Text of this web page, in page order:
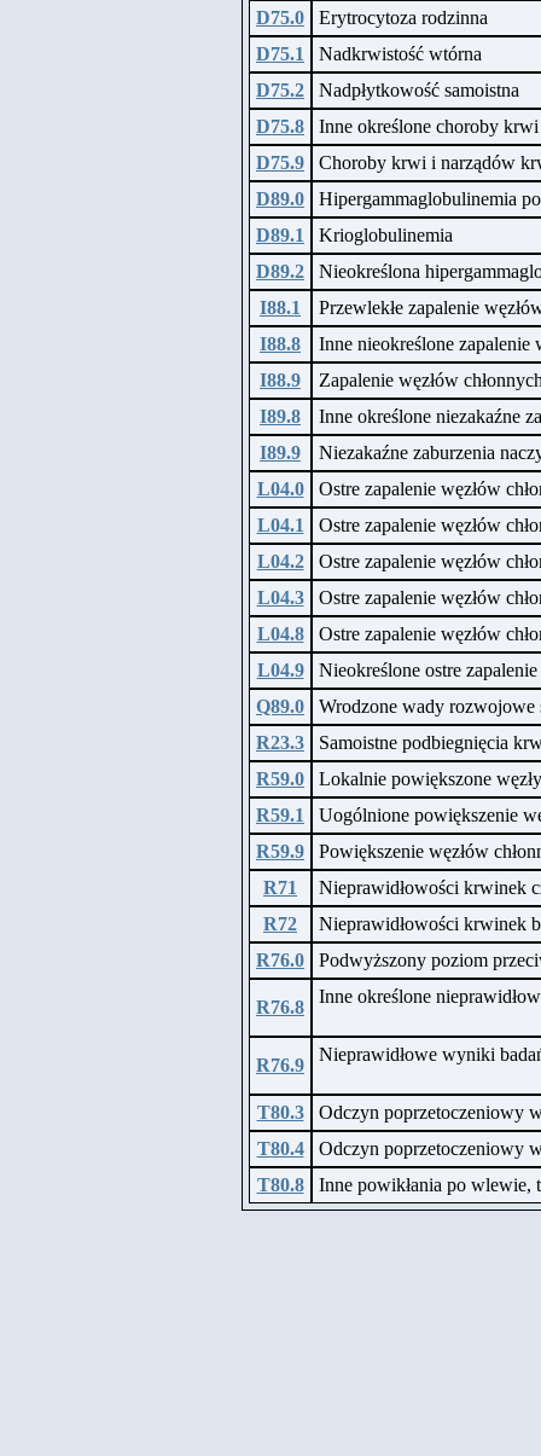
D75.0
Erytrocytoza rodzinna
D75.1
Nadkrwistość wtórna
D75.2
Nadpłytkowość samoistna
D75.8
Inne określone choroby
D75.9
Choroby krwi i narządów
D89.0
Hipergammaglobulinemia
D89.1
Krioglobulinemia
D89.2
Nieokreślona
I88.1
Przewlekłe zapalenie
I88.8
Inne nieokreślone zapalenie
I88.9
Zapalenie węzłów
I89.8
Inne określone niezakaźne
I89.9
Niezakaźne zaburzenia
L04.0
Ostre zapalenie węzłów
L04.1
Ostre zapalenie węzłów
L04.2
Ostre zapalenie węzłów
L04.3
Ostre zapalenie węzłów
L04.8
Ostre zapalenie węzłów
L04.9
Nieokreślone ostre
Q89.0
Wrodzone wady rozwojowe
R23.3
Samoistne podbiegnięcia
R59.0
Lokalnie powiększone
R59.1
Uogólnione powiększenie
R59.9
Powiększenie węzłów
R71
Nieprawidłowości krwinek
R72
Nieprawidłowości krwinek
R76.0
Podwyższony poziom
R76.8
Inne określone
R76.9
Nieprawidłowe wyniki
T80.3
Odczyn poprzetoczeniowy
T80.4
Odczyn poprzetoczeniowy
T80.8
Inne powikłania po wlewie,